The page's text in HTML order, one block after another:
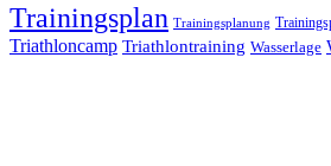
Trainingsplan Trainingsplanung
Triathloncamp Triathlontraining Wasserlage